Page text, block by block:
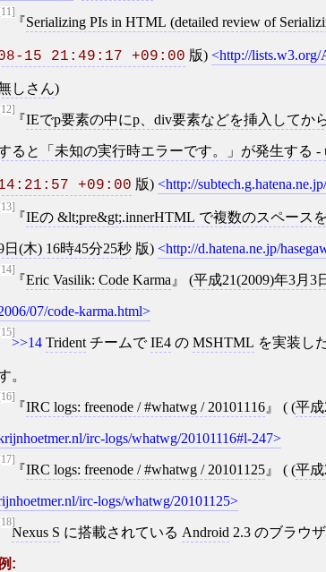
Serializing PIs in HTML (detailed review of
15 21:49:17 +09:00 版) http://
しさん)
IEでp要素の中にp、div要素などを挿入してか
ると「未知の実行時エラーです。」が発生する -
+09:00 版) http://
IEの &lt;pre&gt;.innerHTML で複数のスペース
日(木) 16時45分25秒版) http://d.hatena.ne.jp/
Eric Vasilik: Code Karma (平成21(2009)年3月3
07/code-karma.html
>>14 TridentチームでIE4の MSHTML を実装し
。
IRC logs: freenode / #whatwg / 20101116 ( (平成
irc-logs/whatwg/20101116#l-247
IRC logs: freenode / #whatwg / 20101125 ( (平成
irc-logs/whatwg/20101125
Nexus S に搭載されている Android 2.3 のブラウザ